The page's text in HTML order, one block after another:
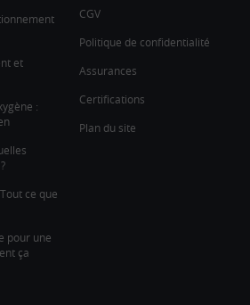
et
:
ce que
pour une
ça
CGV
Politique de confidentialité
Assurances
Certifications
Plan du site